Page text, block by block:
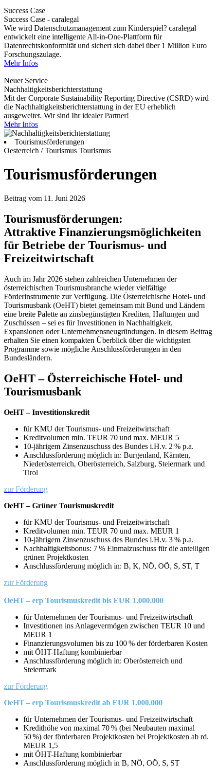
Success Case
Success Case - caralegal
Wie wird Datenschutzmanagement zum Kinderspiel? caralegal
entwickelt eine intelligente All-in-One-Plattform für
Datenrechtskonformität und sichert sich dabei über 1 Million Euro
Forschungszulage.
Mehr Infos
Neuer Service
Nachhaltigkeitsberichterstattung
Mit der Corporate Sustainability Reporting Directive (CSRD) wird
die Nachhaltigkeitsberichterstattung in der EU erheblich
ausgeweitet. Wir sind Ihr idealer Partner!
Mehr Infos
Tourismusförderungen
Oesterreich / Tourismus Tourismus
Tourismusförderungen
Beitrag vom 11. Juni 2026
Tourismusförderungen:
Attraktive Finanzierungsmöglichkeiten
für Betriebe der Tourismus- und
Freizeitwirtschaft
Auch im Jahr 2026 stehen zahlreichen Unternehmen der
österreichischen Tourismusbranche wieder vielfältige
Förderinstrumente zur Verfügung. Die Österreichische Hotel- und
Tourismusbank (OeHT) bietet gemeinsam mit Bund und Ländern
eine breite Palette an zinsbegünstigten Krediten, Haftungen und
Zuschüssen – sei es für Investitionen in Nachhaltigkeit,
Expansionen oder Unternehmensneugründungen. In diesem Beitrag
erhalten Sie einen kompakten Überblick über die wichtigsten
Programme sowie mögliche Anschlussförderungen in den
Bundesländern.
OeHT – Österreichische Hotel- und
Tourismusbank
OeHT – Investitionskredit
für KMU der Tourismus- und Freizeitwirtschaft
Kreditvolumen min. TEUR 70 und max. MEUR 5
10-jährigem Zinsenzuschuss des Bundes i.H.v. 2 % p.a.
Anschlussförderung möglich in: Burgenland, Kärnten,
Niederösterreich, Oberösterreich, Salzburg, Steiermark und
Tirol
zur Förderung
OeHT – Grüner Tourismuskredit
für KMU der Tourismus- und Freizeitwirtschaft
Kreditvolumen min. TEUR 70 und max. MEUR 1
10-jährigem Zinsenzuschuss des Bundes i.H.v. 3 % p.a.
Nachhaltigkeitsbonus: 7 % Einmalzuschuss für die anteiligen
grünen Projektkosten
Anschlussförderung möglich in: B, K, NÖ, OÖ, S, ST, T
zur Förderung
OeHT – erp Tourismuskredit bis EUR 1.000.000
für Unternehmen der Tourismus- und Freizeitwirtschaft
Investitionen ins Anlagevermögen zwischen TEUR 10 und
MEUR 1
Finanzierungsvolumen bis zu 100 % der förderbaren Kosten
mit ÖHT-Haftung kombinierbar
Anschlussförderung möglich in: Oberösterreich und
Steiermark
zur Förderung
OeHT – erp Tourismuskredit ab EUR 1.000.000
für Unternehmen der Tourismus- und Freizeitwirtschaft
Kredithöhe von maximal 70 % (bei Neubauten maximal
50 %) der förderbaren Projektkosten bei Projektkosten ab rd.
MEUR 1,5
mit ÖHT-Haftung kombinierbar
Anschlussförderung möglich in B, NÖ, OÖ, S, ST